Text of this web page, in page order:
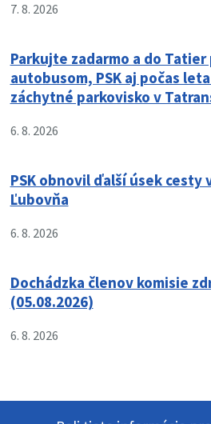
7. 8. 2026
Parkujte zadarmo a do
autobusom, PSK aj počas
záchytné parkovisko v
6. 8. 2026
PSK obnovil ďalší úsek cesty
Ľubovňa
6. 8. 2026
Dochádzka členov komisie
(05.08.2026)
6. 8. 2026